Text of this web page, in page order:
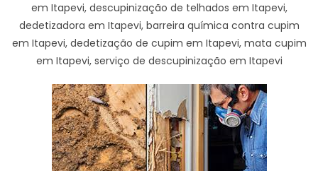
em Itapevi, descupinização de telhados em Itapevi,
dedetizadora em Itapevi, barreira química contra cupim
em Itapevi, dedetização de cupim em Itapevi, mata cupim
em Itapevi, serviço de descupinização em Itapevi